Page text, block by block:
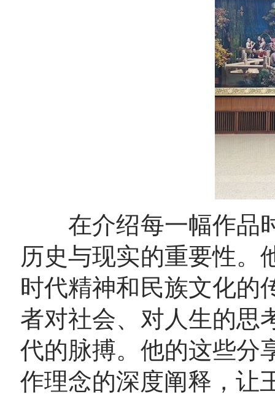
在介绍每一幅作品时
历史与现实的重要性。
时代精神和民族文化的
者对社会、对人生的思
代的脉搏。他的这些分
作理念的深度阐释，让